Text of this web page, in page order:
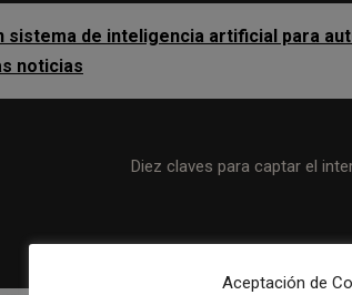
sistema de inteligencia artificial para
noticias
Diez claves para captar el
Aceptación de